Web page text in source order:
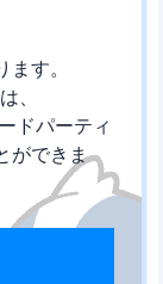
す。
、
ドパーティ
ができま